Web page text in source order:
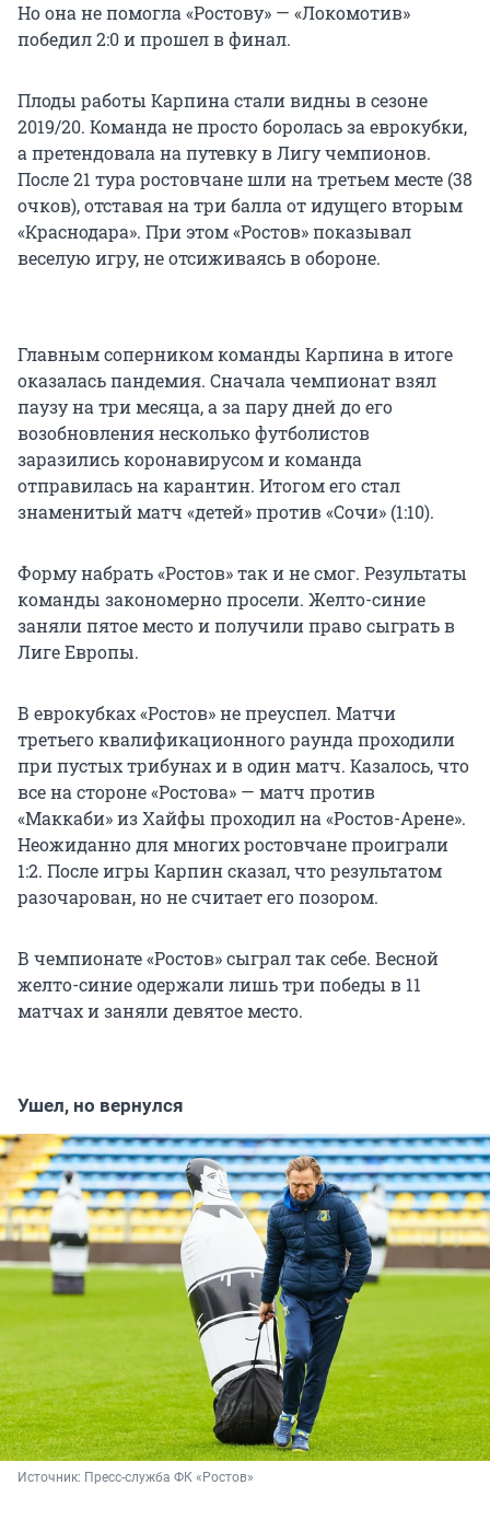
Но она не помогла «Ростову» — «Локомотив»
победил 2:0 и прошел в финал.
Плоды работы Карпина стали видны в сезоне
2019/20. Команда не просто боролась за еврокубки,
а претендовала на путевку в Лигу чемпионов.
После 21 тура ростовчане шли на третьем месте (38
очков), отставая на три балла от идущего вторым
«Краснодара». При этом «Ростов» показывал
веселую игру, не отсиживаясь в обороне.
Главным соперником команды Карпина в итоге
оказалась пандемия. Сначала чемпионат взял
паузу на три месяца, а за пару дней до его
возобновления несколько футболистов
заразились коронавирусом и команда
отправилась на карантин. Итогом его стал
знаменитый матч «детей» против «Сочи» (1:10).
Форму набрать «Ростов» так и не смог. Результаты
команды закономерно просели. Желто-синие
заняли пятое место и получили право сыграть в
Лиге Европы.
В еврокубках «Ростов» не преуспел. Матчи
третьего квалификационного раунда проходили
при пустых трибунах и в один матч. Казалось, что
все на стороне «Ростова» — матч против
«Маккаби» из Хайфы проходил на «Ростов-Арене».
Неожиданно для многих ростовчане проиграли
1:2. После игры Карпин сказал, что результатом
разочарован, но не считает его позором.
В чемпионате «Ростов» сыграл так себе. Весной
желто-синие одержали лишь три победы в 11
матчах и заняли девятое место.
Ушел, но вернулся
Источник: Пресс-служба ФК «Ростов»